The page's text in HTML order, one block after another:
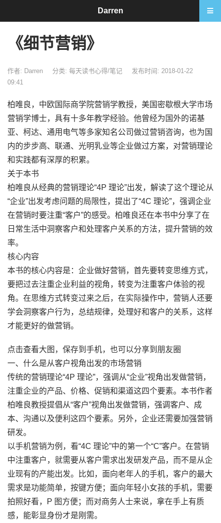
《细节营销》
作者: Darren 分类: 每天读书心得/笔记
发布时间: 2018-01-22
09:41
柏唯良，中欧国际商学院营销学教授，美国密歇根大学市场
营销学博士，具有十多年教学经验。他曾经为国外的诺基
亚、柯达、通用电气等多家知名公司做过营销咨询，也为国
内的步步高、联通、光明乳业等企业做过方案，对营销理论
和实践都有深厚的积累。
关于本书
柏唯良从经典的营销理论“4P 理论”出发，解读了这个理论从
“企业”出发考虑问题的局限性，提出了“4C 理论”，强调企业
在营销时要注重“客户”的感受。柏唯良还在本书中分享了在
日常生活中洞察客户和处理客户关系的方法，提升营销的效
率。
核心内容
本书的核心内容是：企业做好营销，首先要转变思维方式，
要把过去注重企业利益的视角，转变为注重客户体验的视
角。在思维方式转变过来之后，在实际操作中，营销人还要
学会洞察客户行为，总结规律，处理好和客户的关系，这样
才能更好的做营销。
点击查看大图，保存到手机，也可以分享到朋友圈
一、什么是从客户视角出发的市场营销
传统的营销理论“4P 理论”，强调从“企业”视角出发做营销，
注重企业的产品、价格、促销和渠道这四个要素。本书作者
柏唯良教授提倡从“客户”视角出发做营销，强调客户、成
本、沟通以及便利这四个要素。另外，企业还需要加强营销
研发。
以手机营销为例，看“4C 理论”中的第一个“C”客户。在营销
中注重客户，就需要从客户需求出发研发产品，而不是从企
业现有的产能出发。比如，面向老年人的手机，客户的最大
需求是功能简单，按键方便；面向年轻小女孩的手机，需要
拍照好看，P 图方便；而对商务人士来说，拿在手上有质
感，能彰显身份才是刚需。
Darren